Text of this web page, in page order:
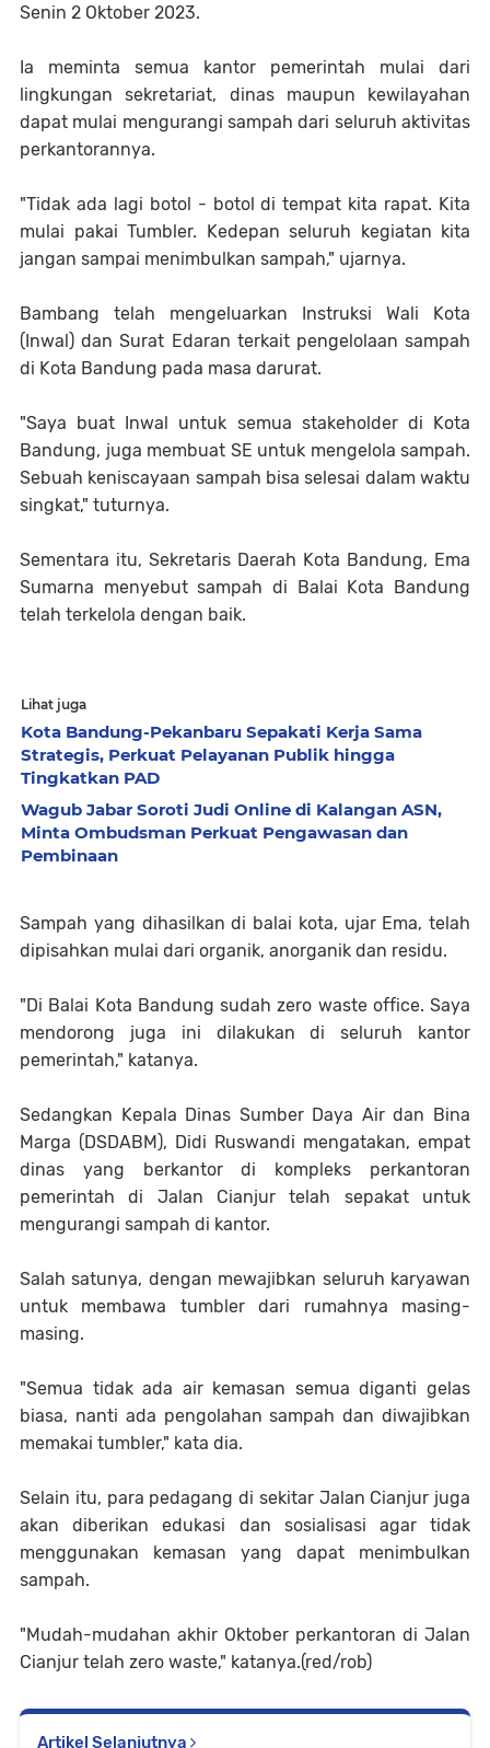
Senin 2 Oktober 2023.
Ia meminta semua kantor pemerintah mulai dari
lingkungan sekretariat, dinas maupun kewilayahan
dapat mulai mengurangi sampah dari seluruh aktivitas
perkantorannya.
"Tidak ada lagi botol - botol di tempat kita rapat. Kita
mulai pakai Tumbler. Kedepan seluruh kegiatan kita
jangan sampai menimbulkan sampah," ujarnya.
Bambang telah mengeluarkan Instruksi Wali Kota
(Inwal) dan Surat Edaran terkait pengelolaan sampah
di Kota Bandung pada masa darurat.
"Saya buat Inwal untuk semua stakeholder di Kota
Bandung, juga membuat SE untuk mengelola sampah.
Sebuah keniscayaan sampah bisa selesai dalam waktu
singkat," tuturnya.
Sementara itu, Sekretaris Daerah Kota Bandung, Ema
Sumarna menyebut sampah di Balai Kota Bandung
telah terkelola dengan baik.
Lihat juga
Kota Bandung-Pekanbaru Sepakati Kerja Sama
Strategis, Perkuat Pelayanan Publik hingga
Tingkatkan PAD
Wagub Jabar Soroti Judi Online di Kalangan ASN,
Minta Ombudsman Perkuat Pengawasan dan
Pembinaan
Sampah yang dihasilkan di balai kota, ujar Ema, telah
dipisahkan mulai dari organik, anorganik dan residu.
"Di Balai Kota Bandung sudah zero waste office. Saya
mendorong juga ini dilakukan di seluruh kantor
pemerintah," katanya.
Sedangkan Kepala Dinas Sumber Daya Air dan Bina
Marga (DSDABM), Didi Ruswandi mengatakan, empat
dinas yang berkantor di kompleks perkantoran
pemerintah di Jalan Cianjur telah sepakat untuk
mengurangi sampah di kantor.
Salah satunya, dengan mewajibkan seluruh karyawan
untuk membawa tumbler dari rumahnya masing-
masing.
"Semua tidak ada air kemasan semua diganti gelas
biasa, nanti ada pengolahan sampah dan diwajibkan
memakai tumbler," kata dia.
Selain itu, para pedagang di sekitar Jalan Cianjur juga
akan diberikan edukasi dan sosialisasi agar tidak
menggunakan kemasan yang dapat menimbulkan
sampah.
"Mudah-mudahan akhir Oktober perkantoran di Jalan
Cianjur telah zero waste," katanya.(red/rob)
Artikel Selanjutnya